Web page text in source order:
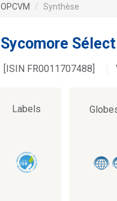
OPCVM Synthèse
Sycomore
[ISIN FR0011707488]
Labels